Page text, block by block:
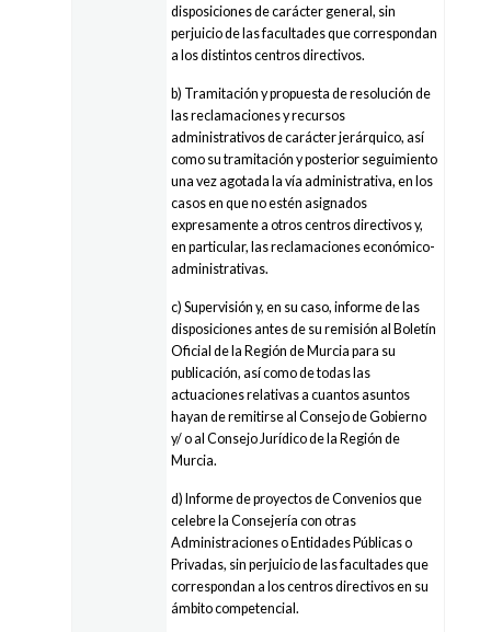
disposiciones de carácter general, sin
perjuicio de las facultades que correspondan
a los distintos centros directivos.
b) Tramitación y propuesta de resolución de
las reclamaciones y recursos
administrativos de carácter jerárquico, así
como su tramitación y posterior seguimiento
una vez agotada la vía administrativa, en los
casos en que no estén asignados
expresamente a otros centros directivos y,
en particular, las reclamaciones económico-
administrativas.
c) Supervisión y, en su caso, informe de las
disposiciones antes de su remisión al Boletín
Oficial de la Región de Murcia para su
publicación, así como de todas las
actuaciones relativas a cuantos asuntos
hayan de remitirse al Consejo de Gobierno
y/ o al Consejo Jurídico de la Región de
Murcia.
d) Informe de proyectos de Convenios que
celebre la Consejería con otras
Administraciones o Entidades Públicas o
Privadas, sin perjuicio de las facultades que
correspondan a los centros directivos en su
ámbito competencial.